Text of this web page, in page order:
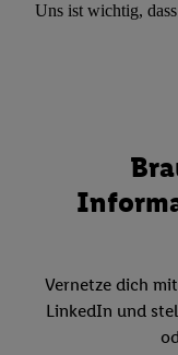
Uns ist wichtig,
Vernetze dich
LinkedIn und